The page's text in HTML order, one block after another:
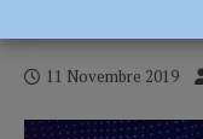
11 Novembre 2019